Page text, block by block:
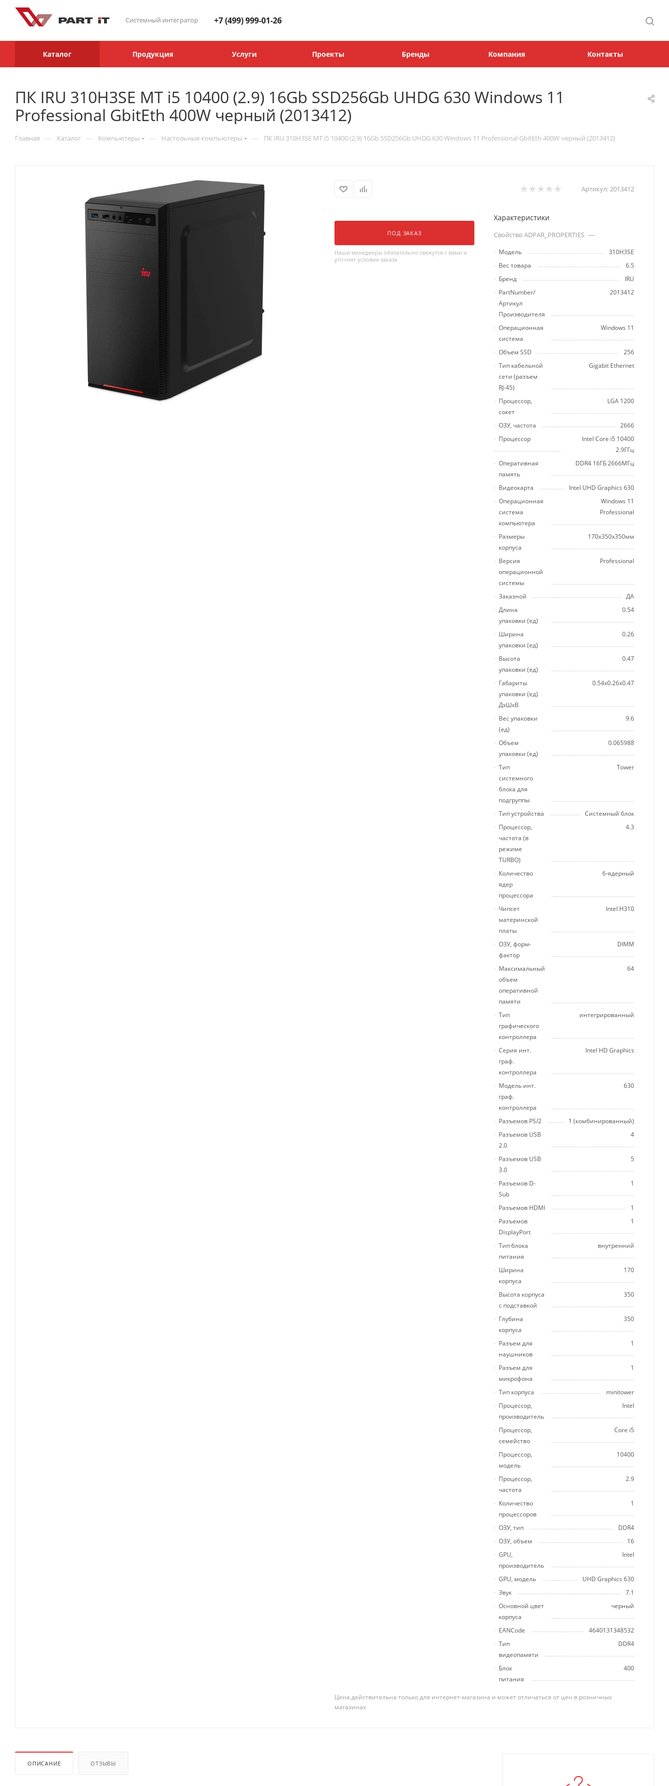
Системный интегратор +7 (499) 999-01-26
Каталог Продукция Услуги Проекты Бренды Компания Контакты
ПК IRU 310H3SE MT i5 10400 (2.9) 16Gb SSD256Gb UHDG 630 Windows 11
Professional GbitEth 400W черный (2013412)
Главная — Каталог — Компьютеры — Настольные компьютеры — ПК IRU 310H3SE MT i5 10400 (2.9) 16Gb SSD256Gb UHDG 630 Windows 11 Professional GbitEth 400W черный (2013412)
Артикул:2013412
ПОД ЗАКАЗ
Наши менеджеры обязательно свяжутся с вами и
уточнят условия заказа
Характеристики
Свойство ADPAR_PROPERTIES —
Модель
310H3SE
Вес товара
6.5
Бренд
IRU
PartNumber/
Артикул
Производителя
2013412
Операционная
система
Windows 11
Объем SSD
256
Тип кабельной
сети (разъем
RJ-45)
Gigabit Ethernet
Процессор,
сокет
LGA 1200
ОЗУ, частота
2666
Процессор
Intel Core i5 10400
2.9ГГц
Оперативная
память
DDR4 16ГБ 2666МГц
Видеокарта
Intel UHD Graphics 630
Операционная
система
компьютера
Windows 11
Professional
Размеры
корпуса
170x350x350мм
Версия
операционной
системы
Professional
Заказной
ДА
Длина
упаковки (ед)
0.54
Ширина
упаковки (ед)
0.26
Высота
упаковки (ед)
0.47
Габариты
упаковки (ед)
ДхШхВ
0.54x0.26x0.47
Вес упаковки
(ед)
9.6
Объем
упаковки (ед)
0.065988
Тип
системного
блока для
подгруппы
Tower
Тип устройства
Системный блок
Процессор,
частота (в
режиме
TURBO)
4.3
Количество
ядер
процессора
6-ядерный
Чипсет
материнской
платы
Intel H310
ОЗУ, форм-
фактор
DIMM
Максимальный
объем
оперативной
памяти
64
Тип
графического
контроллера
интегрированный
Серия инт.
граф.
контроллера
Intel HD Graphics
Модель инт.
граф.
контроллера
630
Разъемов PS/2
1 (комбинированный)
Разъемов USB
2.0
4
Разъемов USB
3.0
5
Разъемов D-
Sub
1
Разъемов HDMI
1
Разъемов
DisplayPort
1
Тип блока
питания
внутренний
Ширина
корпуса
170
Высота корпуса
с подставкой
350
Глубина
корпуса
350
Разъем для
наушников
1
Разъем для
микрофона
1
Тип корпуса
minitower
Процессор,
производитель
Intel
Процессор,
семейство
Core i5
Процессор,
модель
10400
Процессор,
частота
2.9
Количество
процессоров
1
ОЗУ, тип
DDR4
ОЗУ, объем
16
GPU,
производитель
Intel
GPU, модель
UHD Graphics 630
Звук
7.1
Основной цвет
корпуса
черный
EANCode
4640131348532
Тип
видеопамяти
DDR4
Блок
питания
400
Цена действительна только для интернет-магазина и может отличаться от цен в розничных
магазинах
ОПИСАНИЕ ОТЗЫВЫ